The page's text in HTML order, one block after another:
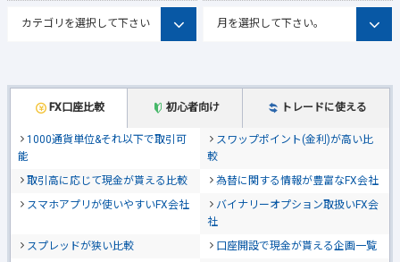
FX口座比較 初心者向け トレードに使える
1000通貨単位&それ以下で取引可
能
スワップポイント(金利)が高い比
較
取引高に応じて現金が貰える比較
為替に関する情報が豊富なFX会社
スマホアプリが使いやすいFX会社
バイナリーオプション取扱いFX会
社
スプレッドが狭い比較
口座開設で現金が貰える企画一覧